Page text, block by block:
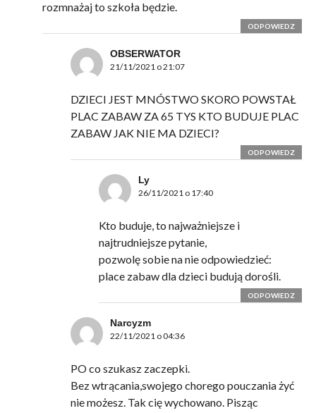
rozmnażaj to szkoła będzie.
ODPOWIEDZ
OBSERWATOR
21/11/2021 o 21:07
DZIECI JEST MNÓSTWO SKORO POWSTAŁ
PLAC ZABAW ZA 65 TYS KTO BUDUJE PLAC
ZABAW JAK NIE MA DZIECI?
ODPOWIEDZ
Ly
26/11/2021 o 17:40
Kto buduje, to najważniejsze i
najtrudniejsze pytanie,
pozwolę sobie na nie odpowiedzieć:
place zabaw dla dzieci budują dorośli.
ODPOWIEDZ
Narcyzm
22/11/2021 o 04:36
PO co szukasz zaczepki.
Bez wtrącania,swojego chorego pouczania żyć
nie możesz. Tak cię wychowano. Pisząc